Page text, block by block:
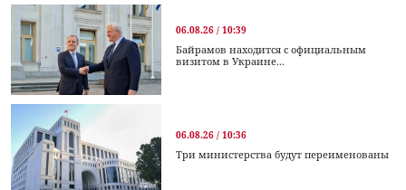
06.08.26 / 10:39
Байрамов находится с официальным
визитом в Украине...
06.08.26 / 10:36
Три министерства будут переименованы